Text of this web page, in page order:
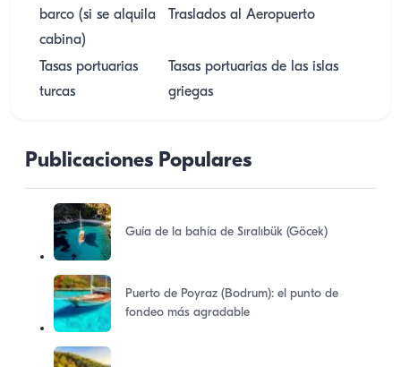
barco (si se alquila
cabina)
Traslados al Aeropuerto
Tasas portuarias
turcas
Tasas portuarias de las islas
griegas
Publicaciones Populares
Guía de la bahía de Sıralıbük (Göcek)
Puerto de Poyraz (Bodrum): el punto de
fondeo más agradable